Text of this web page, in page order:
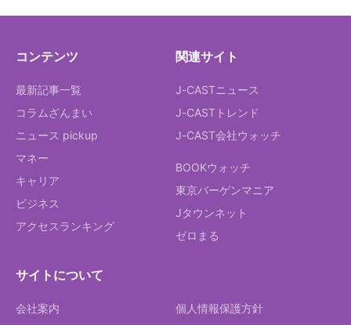
コンテンツ
最新記事一覧
コラムざんまい
ニュース pickup
マネー
キャリア
ビジネス
アクセスランキング
関連サイト
J-CASTニュース
J-CASTトレンド
J-CAST会社ウォッチ
BOOKウォッチ
東京バーゲンマニア
Jタウンネット
ゼロまる
サイトについて
会社案内
個人情報保護方針